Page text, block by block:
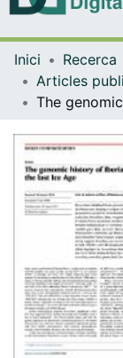
Inici Recerca